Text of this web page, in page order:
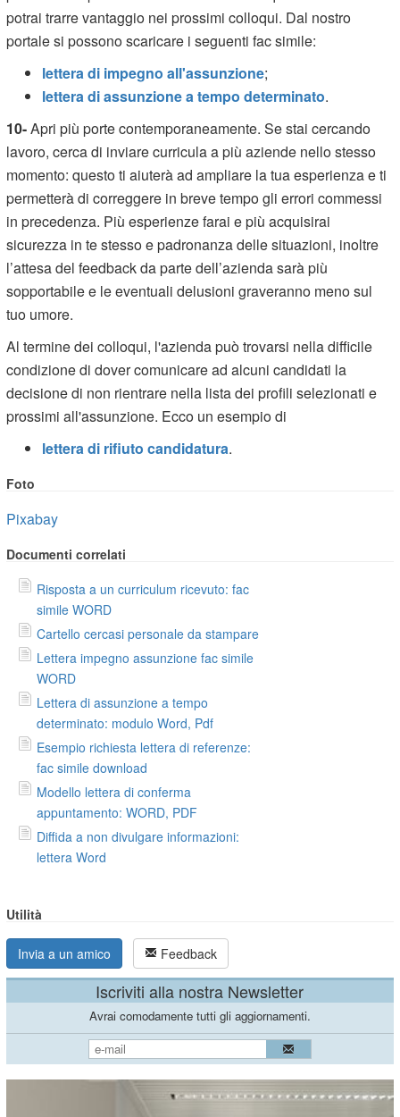
potrai trarre vantaggio nei prossimi colloqui. Dal nostro
portale si possono scaricare i seguenti fac simile:
lettera di impegno all'assunzione;
lettera di assunzione a tempo determinato.
10-Apri più porte contemporaneamente. Se stai cercando
lavoro, cerca di inviare curricula a più aziende nello stesso
momento: questo ti aiuterà ad ampliare la tua esperienza e ti
permetterà di correggere in breve tempo gli errori commessi
in precedenza. Più esperienze farai e più acquisirai
sicurezza in te stesso e padronanza delle situazioni, inoltre
l’attesa del feedback da parte dell’azienda sarà più
sopportabile e le eventuali delusioni graveranno meno sul
tuo umore.
Al termine dei colloqui, l'azienda può trovarsi nella difficile
condizione di dover comunicare ad alcuni candidati la
decisione di non rientrare nella lista dei profili selezionati e
prossimi all'assunzione. Ecco un esempio di
lettera di rifiuto candidatura.
Foto
Pixabay
Documenti correlati
Risposta a un curriculum ricevuto: fac
simile WORD
Cartello cercasi personale da stampare
Lettera impegno assunzione fac simile
WORD
Lettera di assunzione a tempo
determinato: modulo Word, Pdf
Esempio richiesta lettera di referenze:
fac simile download
Modello lettera di conferma
appuntamento: WORD, PDF
Diffida a non divulgare informazioni:
lettera Word
Utilità
Invia a un amico Feedback
Iscriviti alla nostra Newsletter
Avrai comodamente tutti gli aggiornamenti.